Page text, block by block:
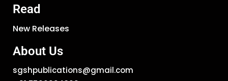
Read
New Releases
About Us
sgshpublications@gmail.com